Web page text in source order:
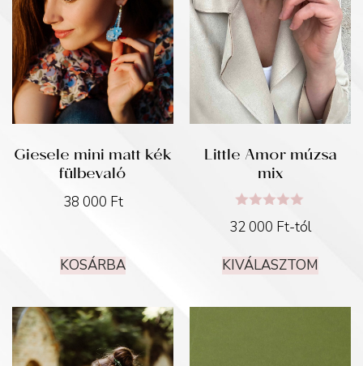
Giesele mini matt kék
fülbevaló
38 000 Ft
KOSÁRBA
Little Amor múzsa
mix
5.00
32 000 Ft-tól
KIVÁLASZTOM